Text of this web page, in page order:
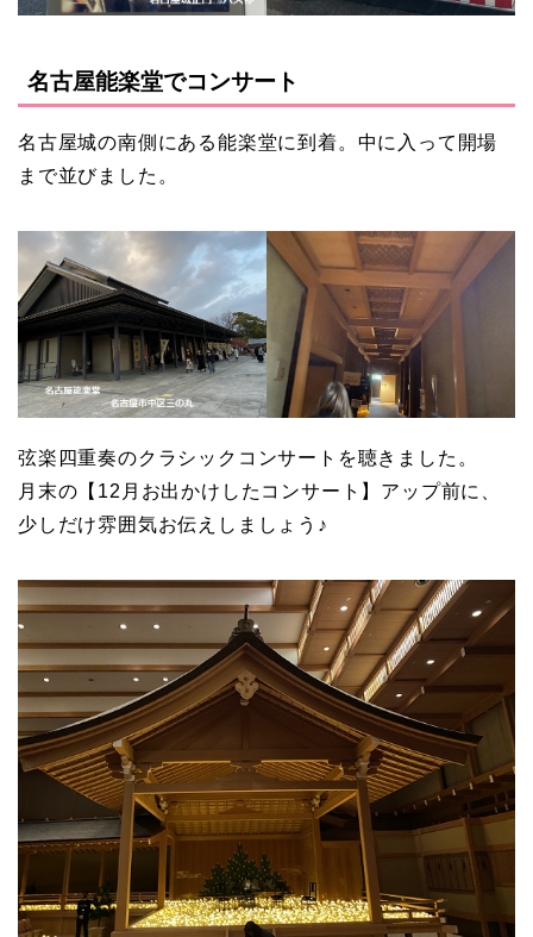
名古屋能楽堂でコンサート
名古屋城の南側にある能楽堂に到着。中に入って開場
まで並びました。
弦楽四重奏のクラシックコンサートを聴きました。
月末の【12月お出かけしたコンサート】アップ前に、
少しだけ雰囲気お伝えしましょう♪